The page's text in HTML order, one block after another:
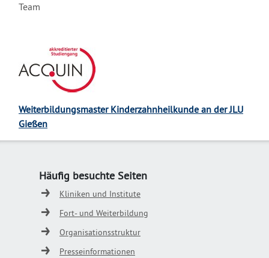
Team
Weiterbildungsmaster Kinderzahnheilkunde an der JLU
Gießen
Häufig besuchte Seiten
Kliniken und Institute
Fort- und Weiterbildung
Organisationsstruktur
Presseinformationen